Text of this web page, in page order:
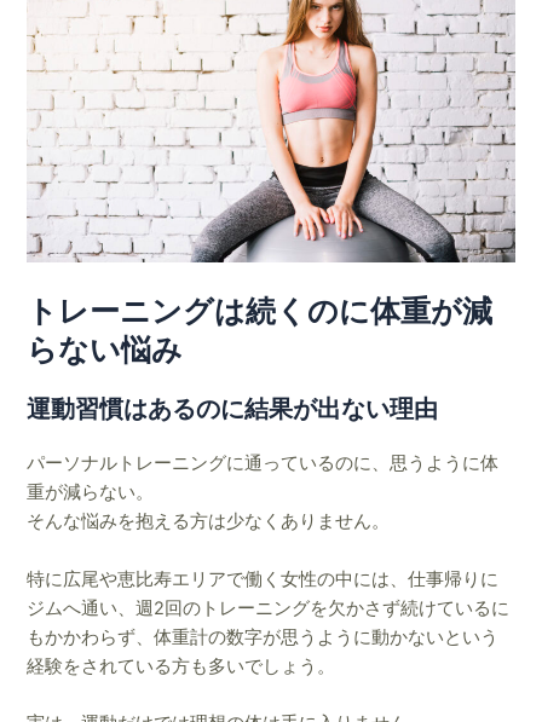
トレーニングは続くのに体重が減
らない悩み
運動習慣はあるのに結果が出ない理由
パーソナルトレーニングに通っているのに、思うように体
重が減らない。
そんな悩みを抱える方は少なくありません。
特に広尾や恵比寿エリアで働く女性の中には、仕事帰りに
ジムへ通い、週2回のトレーニングを欠かさず続けているに
もかかわらず、体重計の数字が思うように動かないという
経験をされている方も多いでしょう。